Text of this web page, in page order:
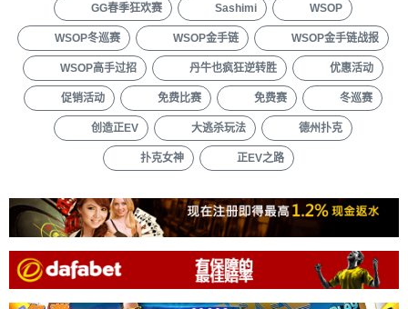
GG春季狂欢赛 Sashimi WSOP
WSOP冬巡赛 WSOP金手链 WSOP金手链战报
WSOP高手过招 丹牛也疯狂逆转胜 优惠活动
促销活动 免费比赛 免费赛 冬巡赛
创造正EV 大逃杀玩法 德州扑克
扑克女神 正EV之路